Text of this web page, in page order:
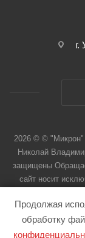
г.
2026 © © "Микрон"
Николай
защищены
сайт носит
Продолжая
обработку